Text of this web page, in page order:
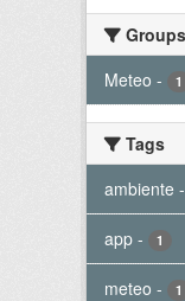
Groups
Meteo - 1
Tags
ambiente -
app - 1
meteo - 1